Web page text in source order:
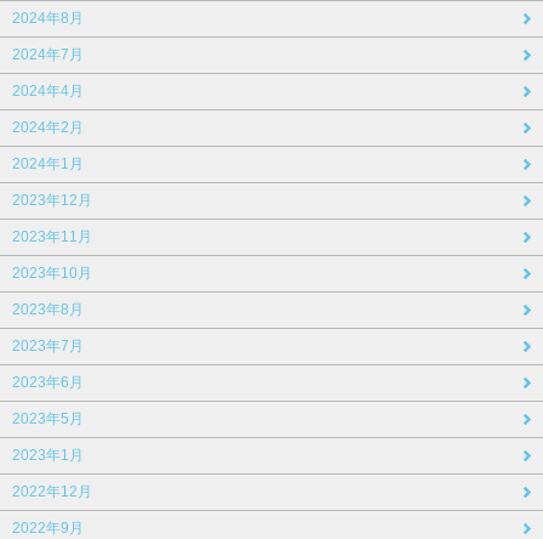
2024年8月
2024年7月
2024年4月
2024年2月
2024年1月
2023年12月
2023年11月
2023年10月
2023年8月
2023年7月
2023年6月
2023年5月
2023年1月
2022年12月
2022年9月